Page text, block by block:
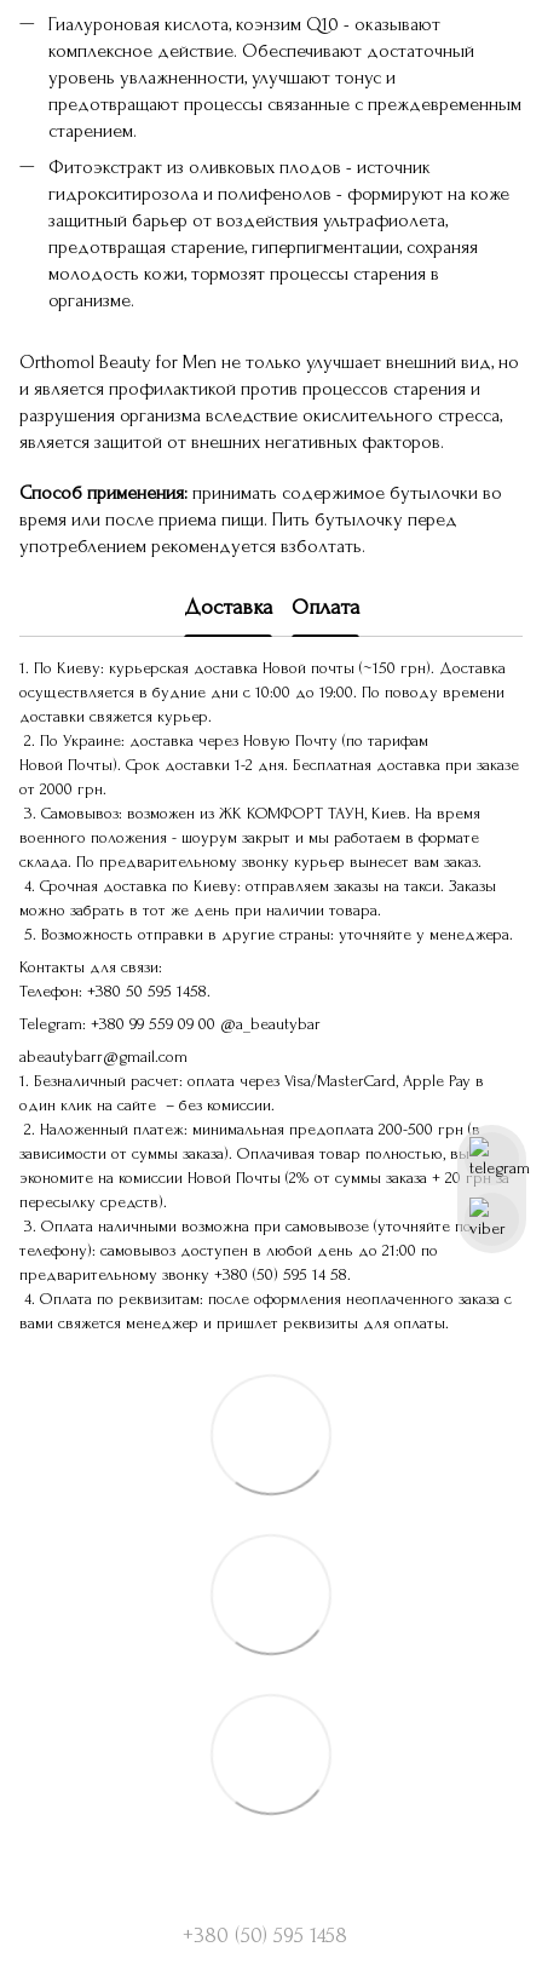
Гиалуроновая кислота, коэнзим Q10 - оказывают
комплексное действие. Обеспечивают достаточный
уровень увлажненности, улучшают тонус и
предотвращают процессы связанные с преждевременным
старением.
Фитоэкстракт из оливковых плодов - источник
гидрокситирозола и полифенолов - формируют на коже
защитный барьер от воздействия ультрафиолета,
предотвращая старение, гиперпигментации, сохраняя
молодость кожи, тормозят процессы старения в
организме.
Orthomol Beauty for Men не только улучшает внешний вид, но
и является профилактикой против процессов старения и
разрушения организма вследствие окислительного стресса,
является защитой от внешних негативных факторов.
Способ применения: принимать содержимое бутылочки во
время или после приема пищи. Пить бутылочку перед
употреблением рекомендуется взболтать.
Доставка Оплата
1. По Киеву: курьерская доставка Новой почты (~150 грн). Доставка
осуществляется в будние дни с 10:00 до 19:00. По поводу времени
доставки свяжется курьер.
2. По Украине: доставка через Новую Почту (по тарифам
Новой Почты). Срок доставки 1-2 дня. Бесплатная доставка при заказе
от 2000 грн.
3. Самовывоз: возможен из ЖК КОМФОРТ ТАУН, Киев. На время
военного положения - шоурум закрыт и мы работаем в формате
склада. По предварительному звонку курьер вынесет вам заказ.
4. Срочная доставка по Киеву: отправляем заказы на такси. Заказы
можно забрать в тот же день при наличии товара.
5. Возможность отправки в другие страны: уточняйте у менеджера.
Контакты для связи:
Телефон: +380 50 595 1458.
Telegram: +380 99 559 09 00 @a_beautybar
abeautybarr@gmail.com
1. Безналичный расчет: оплата через Visa/MasterCard, Apple Pay в
один клик на сайте – без комиссии.
2. Наложенный платеж: минимальная предоплата 200-500 грн (в
зависимости от суммы заказа). Оплачивая товар полностью, вы
экономите на комиссии Новой Почты (2% от суммы заказа + 20 грн за
пересылку средств).
3. Оплата наличными возможна при самовывозе (уточняйте по
телефону): самовывоз доступен в любой день до 21:00 по
предварительному звонку +380 (50) 595 14 58.
4. Оплата по реквизитам: после оформления неоплаченного заказа с
вами свяжется менеджер и пришлет реквизиты для оплаты.
+380 (50) 595 1458